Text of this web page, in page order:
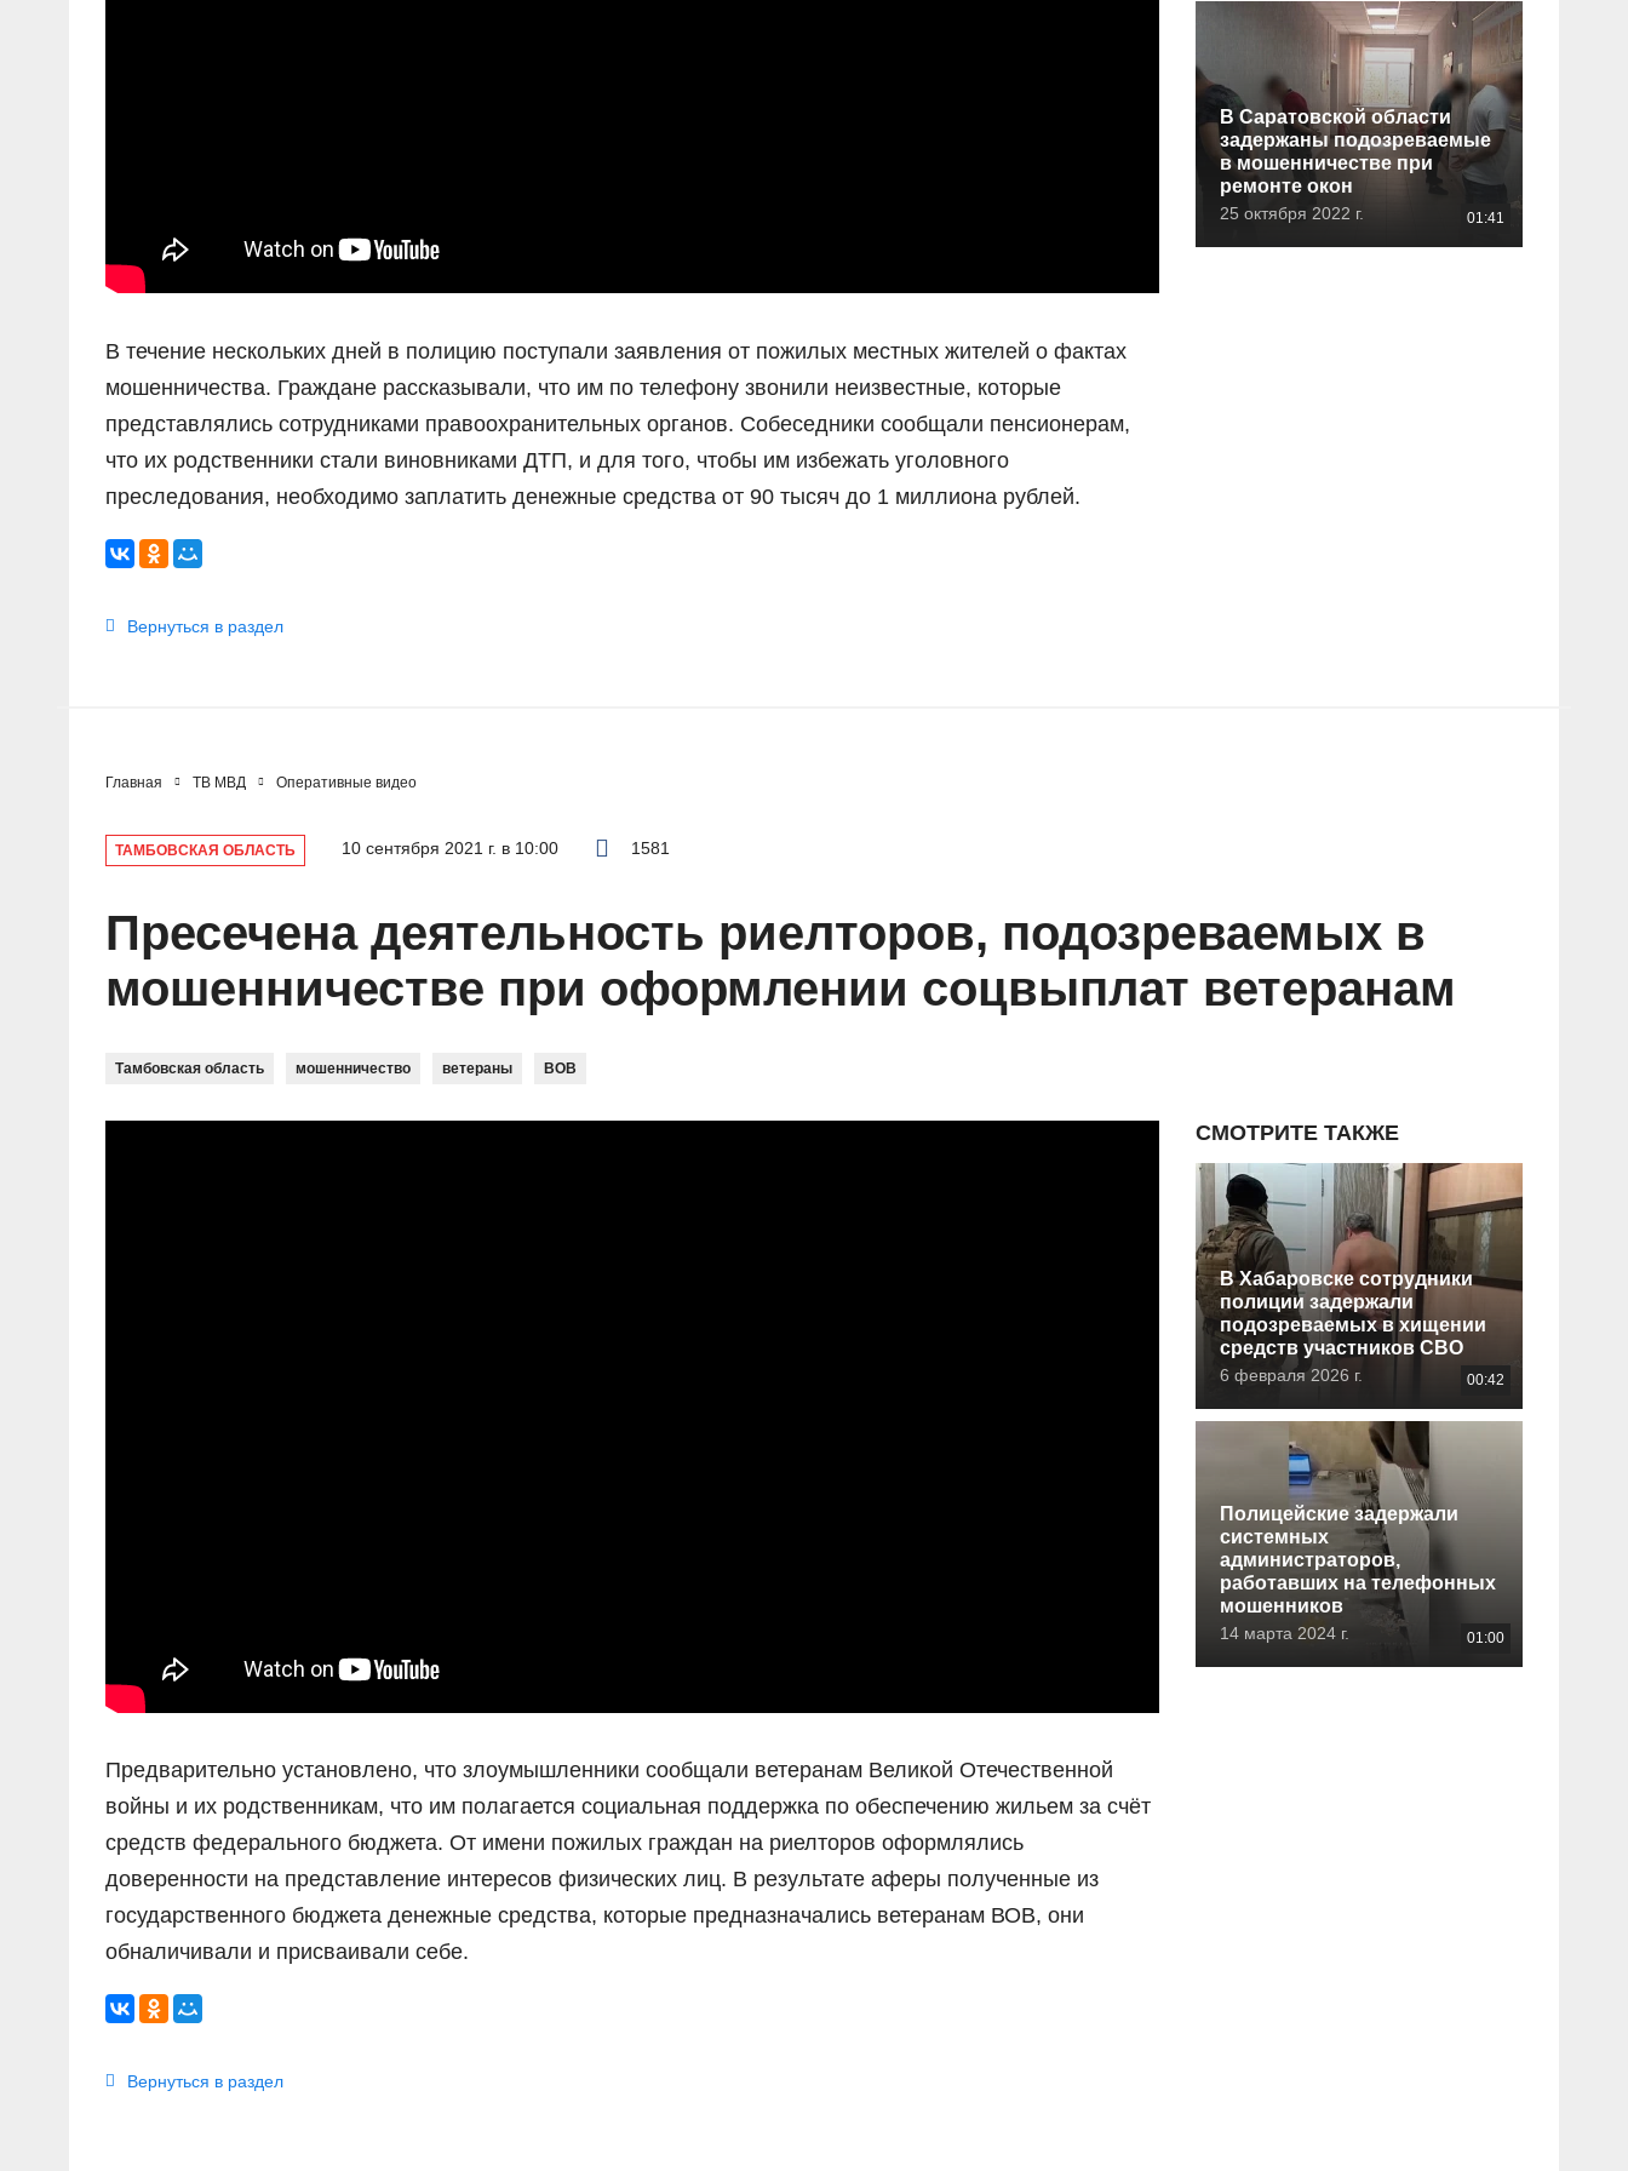
В течение нескольких дней в полицию поступали заявления от пожилых местных жителей о фактах
мошенничества. Граждане рассказывали, что им по телефону звонили неизвестные, которые
представлялись сотрудниками правоохранительных органов. Собеседники сообщали пенсионерам,
что их родственники стали виновниками ДТП, и для того, чтобы им избежать уголовного
преследования, необходимо заплатить денежные средства от 90 тысяч до 1 миллиона рублей.
Вернуться в раздел
В Саратовской области
задержаны подозреваемые
в мошенничестве при
ремонте окон
25 октября 2022 г. 01:41
Главная ТВ МВД Оперативные видео
ТАМБОВСКАЯ ОБЛАСТЬ 10 сентября 2021 г. в 10:00 1581
Пресечена деятельность риелторов, подозреваемых в
мошенничестве при оформлении соцвыплат ветеранам
Тамбовская область мошенничество ветераны ВОВ
Предварительно установлено, что злоумышленники сообщали ветеранам Великой Отечественной
войны и их родственникам, что им полагается социальная поддержка по обеспечению жильем за счёт
средств федерального бюджета. От имени пожилых граждан на риелторов оформлялись
доверенности на представление интересов физических лиц. В результате аферы полученные из
государственного бюджета денежные средства, которые предназначались ветеранам ВОВ, они
обналичивали и присваивали себе.
Вернуться в раздел
СМОТРИТЕ ТАКЖЕ
В Хабаровске сотрудники
полиции задержали
подозреваемых в хищении
средств участников СВО
6 февраля 2026 г. 00:42
Полицейские задержали
системных
администраторов,
работавших на телефонных
мошенников
14 марта 2024 г. 01:00